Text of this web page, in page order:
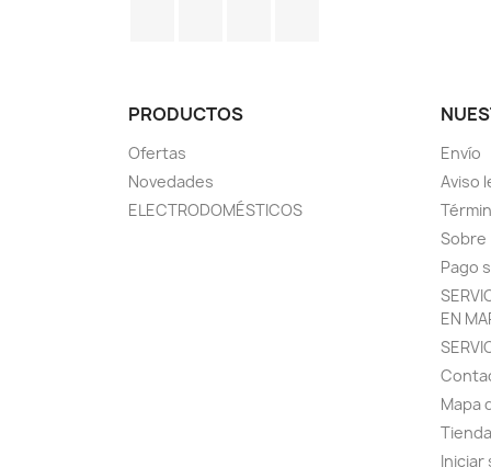
PRODUCTOS
Ofertas
Novedades
ELECTRODOMÉSTICOS
Envío
Aviso
Pago
EN
Mapa
Iniciar